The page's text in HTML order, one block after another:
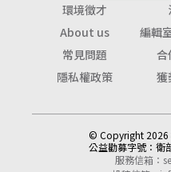
環境徵才
About us
編輯
常見問題
合
隱私權政策
獲
© Copyright 2026
公益勸募字號： 衛
服務信箱：